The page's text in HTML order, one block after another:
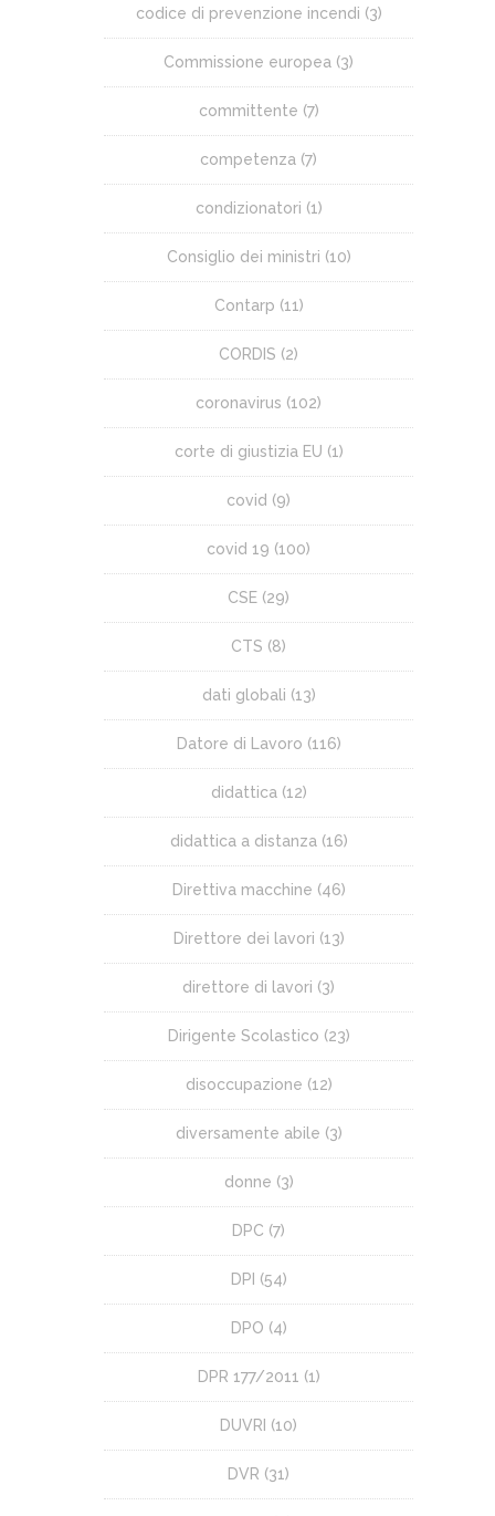
codice di prevenzione incendi (3)
Commissione europea (3)
committente (7)
competenza (7)
condizionatori (1)
Consiglio dei ministri (10)
Contarp (11)
CORDIS (2)
coronavirus (102)
corte di giustizia EU (1)
covid (9)
covid 19 (100)
CSE (29)
CTS (8)
dati globali (13)
Datore di Lavoro (116)
didattica (12)
didattica a distanza (16)
Direttiva macchine (46)
Direttore dei lavori (13)
direttore di lavori (3)
Dirigente Scolastico (23)
disoccupazione (12)
diversamente abile (3)
donne (3)
DPC (7)
DPI (54)
DPO (4)
DPR 177/2011 (1)
DUVRI (10)
DVR (31)